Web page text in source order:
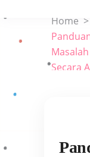
Home >
Secara